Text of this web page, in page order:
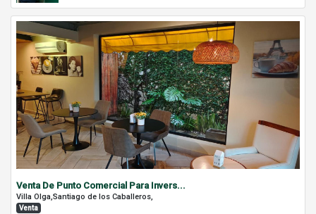
Venta De Punto Comercial Para Invers...
Villa Olga,Santiago de los Caballeros,
Venta